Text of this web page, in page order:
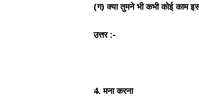
(ग) क्या तुमने भी कभी कोई काम
उत्तर :-
4. मना करना